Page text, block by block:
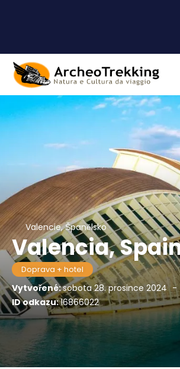
Valencie, Španělsko
Valencia,
Doprava + hotel
Vytvořené:sobota 28. prosince 2024 -
ID odkazu:16866022